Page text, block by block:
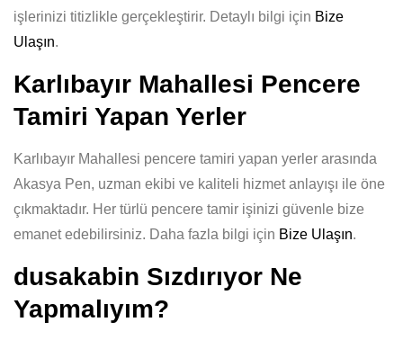
işlerinizi titizlikle gerçekleştirir. Detaylı bilgi için Bize
Ulaşın.
Karlıbayır Mahallesi Pencere
Tamiri Yapan Yerler
Karlıbayır Mahallesi pencere tamiri yapan yerler arasında
Akasya Pen, uzman ekibi ve kaliteli hizmet anlayışı ile öne
çıkmaktadır. Her türlü pencere tamir işinizi güvenle bize
emanet edebilirsiniz. Daha fazla bilgi için Bize Ulaşın.
dusakabin Sızdırıyor Ne
Yapmalıyım?